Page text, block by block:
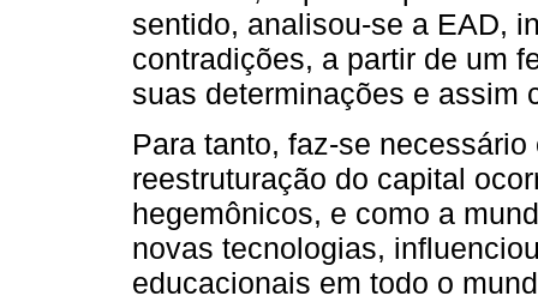
sentido, analisou-se a EAD,
contradições, a partir de um
suas determinações e assim
Para tanto, faz-se
reestruturação do capital
hegemônicos, e como a
novas tecnologias,
educacionais em todo o